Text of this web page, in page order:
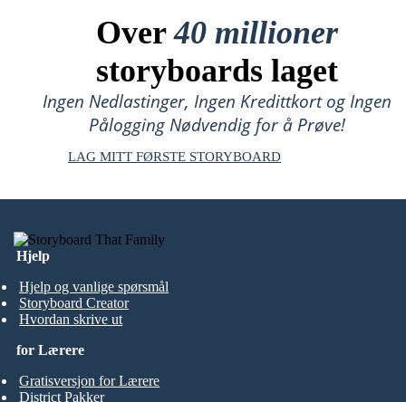
Over40 millioner
storyboards laget
Ingen Nedlastinger, Ingen Kredittkort og Ingen
Pålogging Nødvendig for å Prøve!
LAG MITT FØRSTE STORYBOARD
Hjelp
Hjelp og vanlige spørsmål
Storyboard Creator
Hvordan skrive ut
for Lærere
Gratisversjon for Lærere
District Pakker